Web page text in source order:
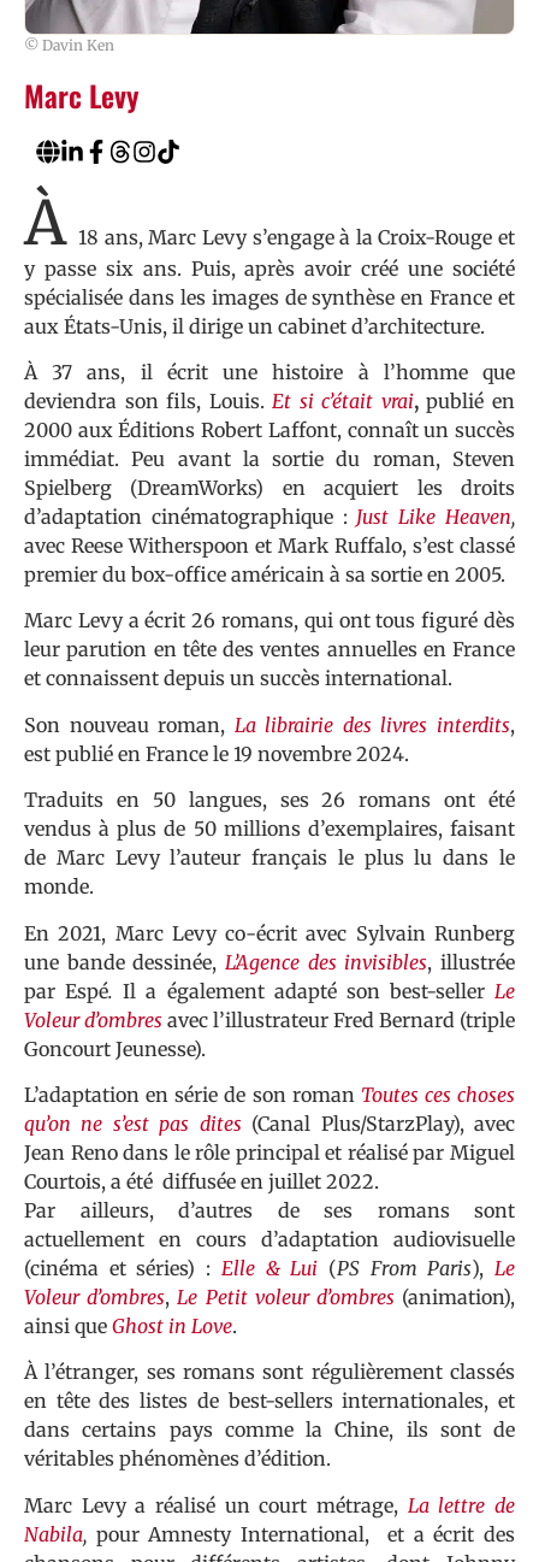
© Davin Ken
Marc Levy
À 18 ans, Marc Levy s’engage à la Croix-Rouge et
y passe six ans. Puis, après avoir créé une société
spécialisée dans les images de synthèse en France et
aux États-Unis, il dirige un cabinet d’architecture.
À 37 ans, il écrit une histoire à l’homme que
deviendra son fils, Louis.Et si c’était vrai,publié en
2000 aux Éditions Robert Laffont, connaît un succès
immédiat. Peu avant la sortie du roman, Steven
Spielberg (DreamWorks) en acquiert les droits
d’adaptation cinématographique : Just Like Heaven,
avec Reese Witherspoon et Mark Ruffalo, s’est classé
premier du box-office américain à sa sortie en 2005.
Marc Levy a écrit 26 romans, qui ont tous figuré dès
leur parution en tête des ventes annuelles en France
et connaissent depuis un succès international.
Son nouveau roman, La librairie des livres interdits,
est publié en France le 19 novembre 2024.
Traduits en 50 langues, ses 26 romans ont été
vendus à plus de 50 millions d’exemplaires, faisant
de Marc Levy l’auteur français le plus lu dans le
monde.
En 2021, Marc Levy co-écrit avec Sylvain Runberg
une bande dessinée, L’Agence des invisibles, illustrée
par Espé.Il a également adapté son best-seller Le
Voleur d’ombres avec l’illustrateur Fred Bernard (triple
Goncourt Jeunesse).
L’adaptation en série de son roman Toutes ces choses
qu’on ne s’est pas dites(Canal Plus/StarzPlay), avec
Jean Reno dans le rôle principal et réalisé par Miguel
Courtois, a été diffusée en juillet 2022.
Par ailleurs, d’autres de ses romans sont
actuellement en cours d’adaptation audiovisuelle
(cinéma et séries) : Elle & Lui (PS From Paris),Le
Voleur d’ombres,Le Petit voleur d’ombres(animation),
ainsi que Ghost in Love.
À l’étranger, ses romans sont régulièrement classés
en tête des listes de best-sellers internationales, et
dans certains pays comme la Chine, ils sont de
véritables phénomènes d’édition.
Marc Levy a réalisé un court métrage, La lettre de
Nabila, pour Amnesty International, et a écrit des